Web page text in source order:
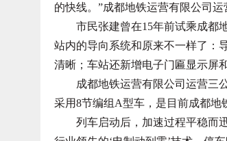
的快线。”成都地铁运营有限公司
市民张建曾在15年前试乘成都地
站内的导向系统和原来不一样了：
清晰；车站还新增电子门匾显示屏
成都地铁运营有限公司运营三公
采用8节编组A型车，是目前成都地
列车启动后，加速过程平稳而迅